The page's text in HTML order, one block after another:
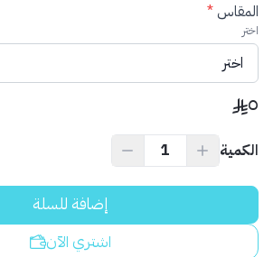
المقاس*
اختر
٥
الكمية
إضافة للسلة
اشتري الآن